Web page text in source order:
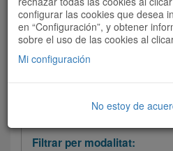
Audioruta Totes les rutes
Totes les rutes Ordenar
Filtrar les rutes
Filtrar per modalitat:
configurar las cookies que desea
en “Configuración”, y obtener
sobre el uso de las cookies al
Mi configuración
No estoy de